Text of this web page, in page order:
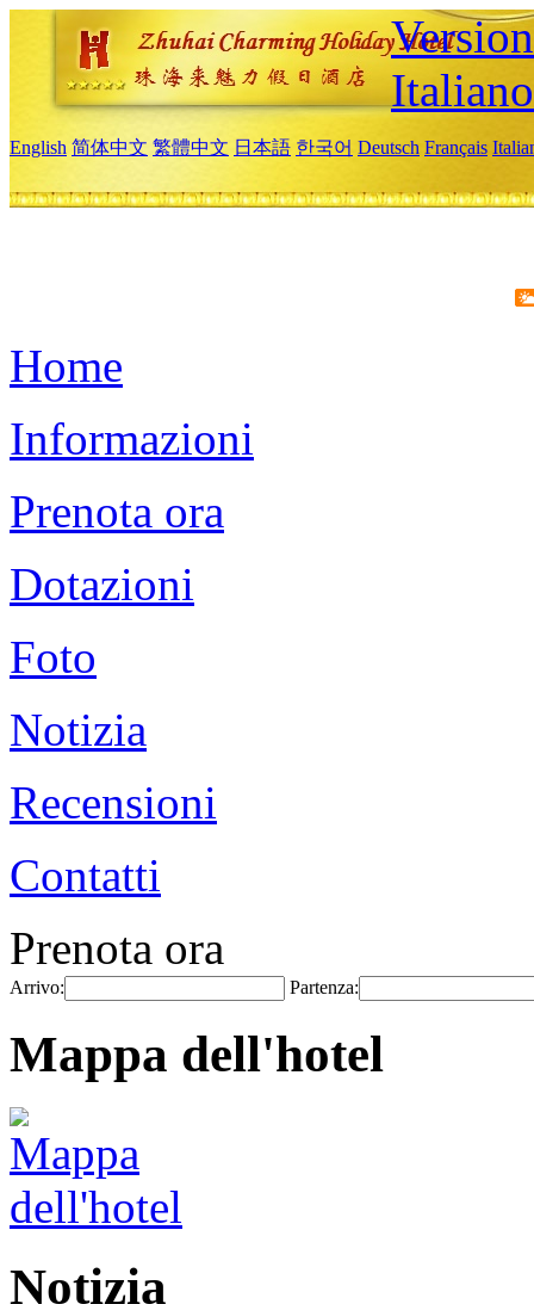
Italiano
English 简体中文 繁體中文 日本語 한국어 Deutsch Français
Home
Informazioni
Prenota ora
Dotazioni
Foto
Notizia
Recensioni
Contatti
Prenota ora
Arrivo: Partenza:
Mappa dell'hotel
Notizia